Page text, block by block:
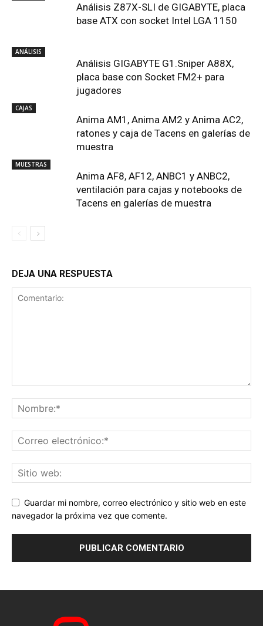
Análisis Z87X-SLI de GIGABYTE, placa
base ATX con socket Intel LGA 1150
ANÁLISIS
Análisis GIGABYTE G1.Sniper A88X,
placa base con Socket FM2+ para
jugadores
CAJAS
Anima AM1, Anima AM2 y Anima AC2,
ratones y caja de Tacens en galerías de
muestra
MUESTRAS
Anima AF8, AF12, ANBC1 y ANBC2,
ventilación para cajas y notebooks de
Tacens en galerías de muestra
DEJA UNA RESPUESTA
Guardar mi nombre, correo electrónico y sitio web en este
navegador la próxima vez que comente.